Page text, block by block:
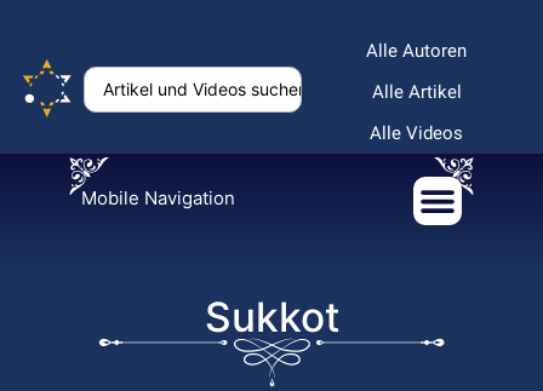
Alle Autoren
Alle Artikel
Alle Videos
Mobile Navigation
Sukkot